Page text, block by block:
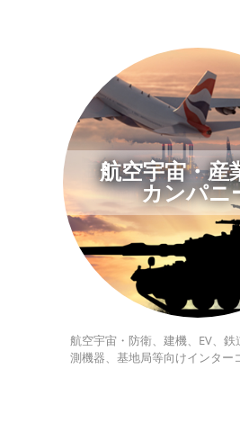
航空宇宙・産
カンパニ
航空宇宙・防衛、建機、EV、鉄
測機器、基地局等向けインター